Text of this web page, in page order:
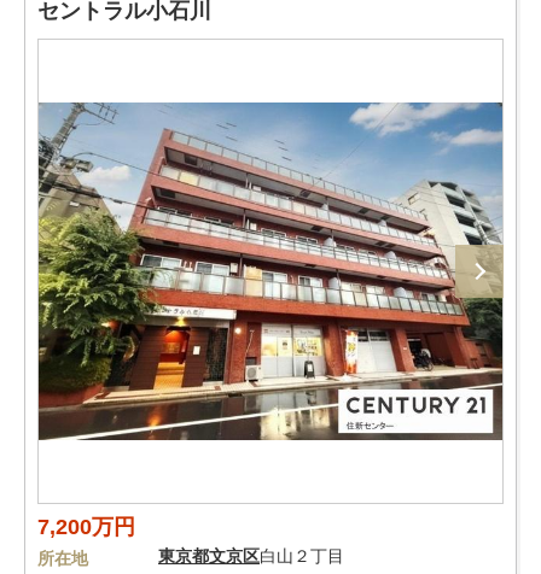
セントラル小石川
7,200万円
所在地 東京都文京区白山２丁目